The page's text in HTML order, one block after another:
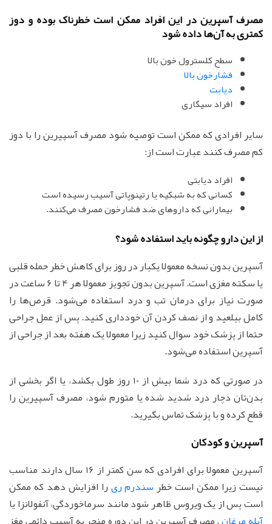
مصرف آسپرین در این افراد ممکن است خطرناک بوده و دوز
کمتری به آن‌ها داده شود
سطح کلسترول خون بالا
فشارخون بالا
دیابت
افراد سیگاری
سایر افرادی که ممکن است توصیه شود مصرف آسپیرین را با دوز
کم مصرف کنند عبارت است از:
افراد دیابتی
کسانی که به شبکیه یا رتینوپاتی آسیب رسیده است
بیمارانی که داروهای ضد فشارخون مصرف می‌کنند.
از این دارو چگونه باید استفاده شود؟
آسپرین بدون نسخه معمولا یکبار در روز برای کاهش خطر حمله قلبی
یا سکته مغزی است. آسپرین بدون تجویز معمولا هر 4 تا 6 ساعت در
صورت نیاز برای درمان تب و درد استفاده می‌شود. قرص‌ها را
کامل ببلعید و از نصف کردن آن خودداری کنید. پس از عمل جراحی
حتما از پزشک خود سوال کنید زیرا معمولا یک هفته بعد از جراحی از
آسپرین استفاده می‌شود.
در صورتی که درد شما بیش از 10 روز طول بکشد، یا اگر بخشی از
بدن‌تان دچار درد شدید شده یا متورم شود، مصرف آسپیرین را
قطع کرده و با پزشک تماس بگیرید.
آسپرین و کودکان
آسپرین معمولا برای افرادی که سن کمتر از 16 سال دارند مناسب
نیست زیرا ممکن است خطرسندرم ریرا افزایش دهد که ممکن
است پس از یک ویروس ظاهر شود مانند سرماخوردگی، آنفولانزا یا